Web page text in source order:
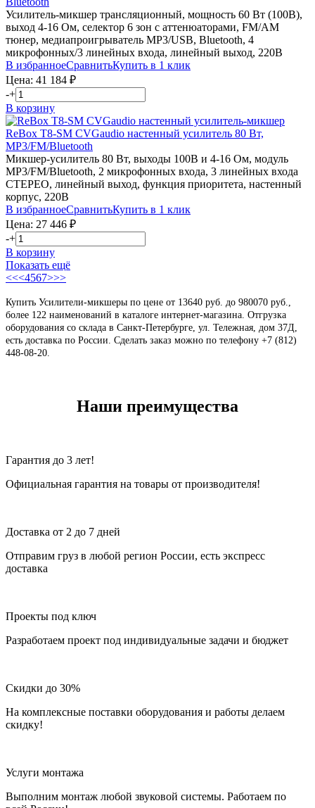
Усилитель-микшер трансляционный, мощность 60 Вт (100В),
выход 4-16 Ом, селектор 6 зон с аттенюаторами, FM/AM
тюнер, медиапроигрыватель MP3/USB, Bluetooth, 4
микрофонных/3 линейных входа, линейный выход, 220В
В избранноеСравнитьКупить в 1 клик
Цена: 41 184 ₽
-+
В корзину
ReBox T8-SM CVGaudio настенный усилитель 80 Вт,
MP3/FM/Bluetooth
Микшер-усилитель 80 Вт, выходы 100В и 4-16 Ом, модуль
MP3/FM/Bluetooth, 2 микрофонных входа, 3 линейных входа
СТЕРЕО, линейный выход, функция приоритета, настенный
корпус, 220В
В избранноеСравнитьКупить в 1 клик
Цена: 27 446 ₽
-+
В корзину
Показать ещё
<<<4567>>>
Купить Усилители-микшеры по цене от 13640 руб. до 980070 руб.,
более 122 наименований в каталоге интернет-магазина. Отгрузка
оборудования со склада в Санкт-Петербурге, ул. Тележная, дом 37Д,
есть доставка по России. Сделать заказ можно по телефону +7 (812)
448-08-20
Наши преимущества
Гарантия до 3 лет!
Официальная гарантия на товары от производителя!
Доставка от 2 до 7 дней
Отправим груз в любой регион России, есть экспресс
доставка
Проекты под ключ
Разработаем проект под индивидуальные задачи и бюджет
Скидки до 30%
На комплексные поставки оборудования и работы делаем
скидку!
Услуги монтажа
Выполним монтаж любой звуковой системы. Работаем по